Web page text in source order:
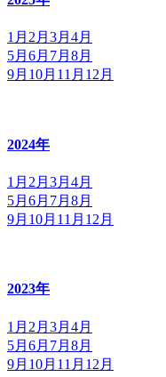
1月 2月 3月 4月
5月 6月 7月 8月
9月 10月 11月 12月
2024年
1月 2月 3月 4月
5月 6月 7月 8月
9月 10月 11月 12月
2023年
1月 2月 3月 4月
5月 6月 7月 8月
9月 10月 11月 12月